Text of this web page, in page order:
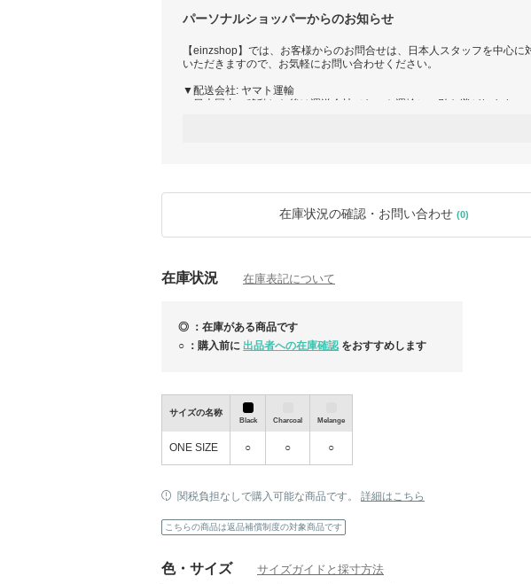
パーソナルショッパーからのお知らせ
【einzshop】では、お客様からのお問合せは、日本人スタッフを中心に
いただきますので、お気軽にお問い合わせください。
▼配送会社: ヤマト運輸
・日本国内へ移動した後は運送会社（ヤマト運輸）に引き継がれます。
※お届け予定日より遅延の可能性もございます。遅延の理由によるキャ
切受け付けておりませんので、予めご了承ください。
※新型コロナウイルスの影響で商品の到着に遅れが生じる可能性がござい
※当店は、全ての商品に追跡番号がございますので安心してお買い求め
ろしくお願いいたします。
快適さとスタイルを両立する
在庫状況の確認・お問い合わせ (0)
在庫状況 在庫表記について
◎ ：在庫がある商品です
○ ：購入前に 出品者への在庫確認 をおすすめします
サイズの名称
Black Charcoal Melange
ONE SIZE ○ ○ ○
関税負担なしで購入可能な商品です。 詳細はこちら
こちらの商品は返品補償制度の対象商品です
色・サイズ サイズガイドと採寸方法